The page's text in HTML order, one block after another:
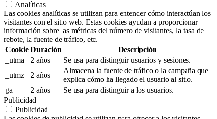
Analíticas
Las cookies analíticas se utilizan para entender cómo interactúan los
visitantes con el sitio web. Estas cookies ayudan a proporcionar
información sobre las métricas del número de visitantes, la tasa de
rebote, la fuente de tráfico, etc.
Cookie Duración
Descripción
_utma
2 años
Se usa para distinguir usuarios y sesiones.
_utmz
2 años
Almacena la fuente de tráfico o la campaña que
explica cómo ha llegado el usuario al sitio.
ga_
2 años
Se usa para distinguir a los usuarios.
Publicidad
Publicidad